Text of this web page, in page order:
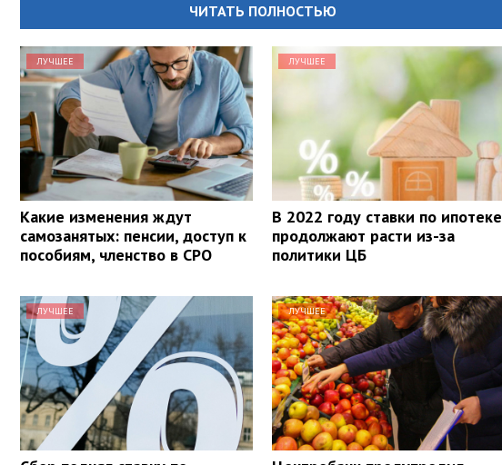
ЧИТАТЬ ПОЛНОСТЬЮ
ЛУЧШЕЕ
Какие изменения ждут
самозанятых: пенсии, доступ к
пособиям, членство в СРО
ЛУЧШЕЕ
В 2022 году ставки по ипотеке
продолжают расти из-за
политики ЦБ
ЛУЧШЕЕ ЛУЧШЕЕ